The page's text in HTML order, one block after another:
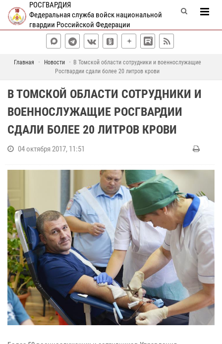
РОСГВАРДИЯ
Федеральная служба войск национальной
гвардии Российской Федерации
Главная Новости
В Томской области сотрудники и военнослужащие
Росгвардии сдали более 20 литров крови
В ТОМСКОЙ ОБЛАСТИ СОТРУДНИКИ И
ВОЕННОСЛУЖАЩИЕ РОСГВАРДИИ
СДАЛИ БОЛЕЕ 20 ЛИТРОВ КРОВИ
04 октября 2017, 11:51